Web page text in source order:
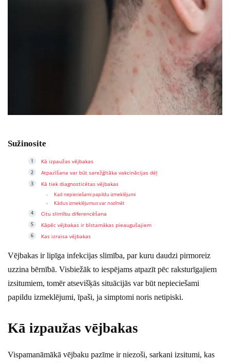
Sužinosite
Kā izpaužas vējbakas
Atpazīšana var būt sarežģītāka vakcinācijas dēļ
Kā tiek diagnosticētas vējbakas
Kad nepieciešami papildu izmeklējumi
Kādus izmeklējumus var nozīmēt
Citu slimību diferencēšana
Kāpēc vējbakas ir bīstamākas pieaugušajiem
Kas izraisa vējbakas
Vējbakas ir lipīga infekcijas slimība, par kuru daudzi pirmoreiz
uzzina bērnībā. Visbiežāk to iespējams atpazīt pēc raksturīgajiem
izsitumiem, tomēr atsevišķās situācijās var būt nepieciešami
papildu izmeklējumi, īpaši, ja simptomi noris netipiski.
Kā izpaužas vējbakas
Vispamanāmākā vējbaku pazīme ir niezoši, sarkani izsitumi, kas